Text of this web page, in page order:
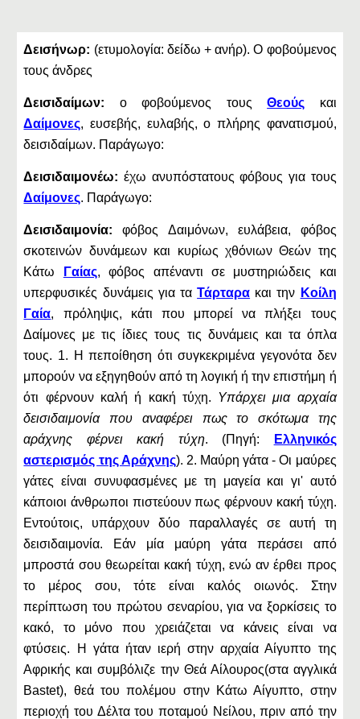
Δεισήνωρ: (ετυμολογία: δείδω + ανήρ). Ο φοβούμενος
τους άνδρες
Δεισιδαίμων: ο φοβούμενος τουςΘεούς και
Δαίμονες, ευσεβής, ευλαβής, ο πλήρης φανατισμού,
δεισιδαίμων. Παράγωγο:
Δεισιδαιμονέω: έχω ανυπόστατους φόβους για τους
Δαίμονες. Παράγωγο:
Δεισιδαιμονία: φόβος Δαιμόνων, ευλάβεια, φόβος
σκοτεινών δυνάμεων και κυρίως χθόνιων Θεών της
Κάτω
Γαίας, φόβος απέναντι σε μυστηριώδεις και
υπερφυσικές δυνάμεις για ταΤάρταρα και την Κοίλη
Γαία, πρόληψις, κάτι που μπορεί να πλήξει τους
Δαίμονες με τις ίδιες τους τις δυνάμεις και τα όπλα
τους. 1. Η πεποίθηση ότι συγκεκριμένα γεγονότα δεν
μπορούν να εξηγηθούν από τη λογική ή την επιστήμη ή
ότι φέρνουν καλή ή κακή τύχη. Υπάρχει μια αρχαία
δεισιδαιμονία που αναφέρει πως το σκότωμα της
αράχνης φέρνει κακή τύχη. (Πηγή:
Ελληνικός
αστερισμός της Αράχνης). 2. Μαύρη γάτα - Οι μαύρες
γάτες είναι συνυφασμένες με τη μαγεία και γι' αυτό
κάποιοι άνθρωποι πιστεύουν πως φέρνουν κακή τύχη.
Εντούτοις, υπάρχουν δύο παραλλαγές σε αυτή τη
δεισιδαιμονία. Εάν μία μαύρη γάτα περάσει από
μπροστά σου θεωρείται κακή τύχη, ενώ αν έρθει προς
το μέρος σου, τότε είναι καλός οιωνός. Στην
περίπτωση του πρώτου σεναρίου, για να ξορκίσεις το
κακό, το μόνο που χρειάζεται να κάνεις είναι να
φτύσεις. Η γάτα ήταν ιερή στην αρχαία Αίγυπτο της
Αφρικής και συμβόλιζε την Θεά Αίλουρος(στα αγγλικά
Bastet), θεά του πολέμου στην Κάτω Αίγυπτο, στην
περιοχή του Δέλτα του ποταμού Νείλου, πριν από την